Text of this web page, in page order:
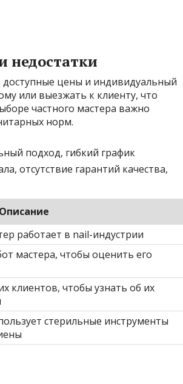
недостатки
цены и индивидуальный
или выезжать к клиенту, что
частного мастера важно
норм.
подход, гибкий график
отсутствие гарантий качества,
Описание
работает в nail-индустрии
мастера, чтобы оценить его
клиентов, чтобы узнать об их
стерильные инструменты